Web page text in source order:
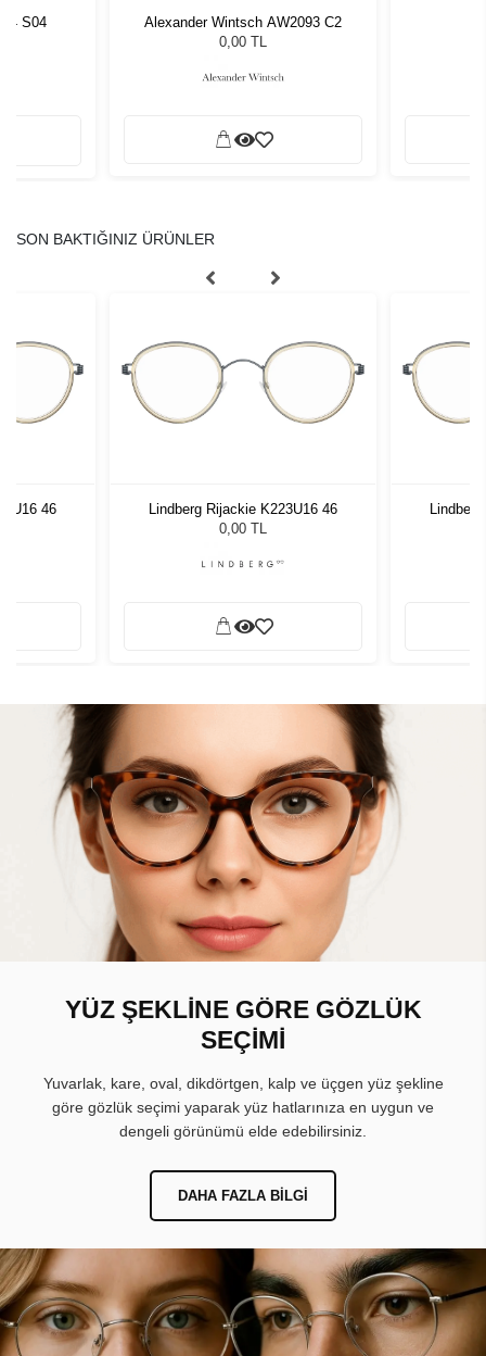
S04
Alexander Wintsch AW2093 C2
0,00 TL
SON BAKTIĞINIZ ÜRÜNLER
46
Lindberg Rijackie K223U16 46
0,00 TL
YÜZ ŞEKLİNE GÖRE GÖZLÜK
SEÇİMİ
Yuvarlak, kare, oval, dikdörtgen, kalp ve üçgen yüz şekline
göre gözlük seçimi yaparak yüz hatlarınıza en uygun ve
dengeli görünümü elde edebilirsiniz.
DAHA FAZLA BILGI